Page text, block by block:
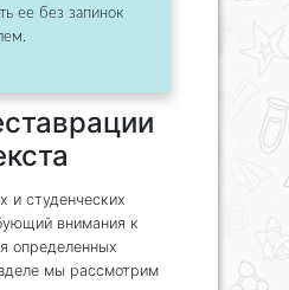
ее без запинок
и студенческих
внимания к
определенных
мы рассмотрим